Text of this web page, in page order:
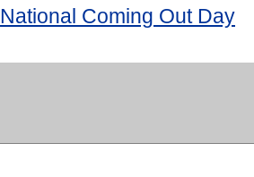
National Coming Out Day